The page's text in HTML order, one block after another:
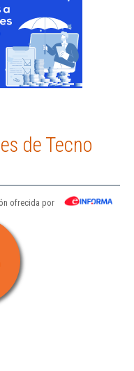
de Tecno
ofrecida por